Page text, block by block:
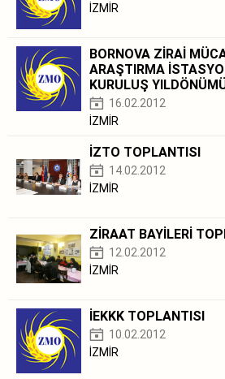
İZMİR
BORNOVA ZİRAİ
ARAŞTIRMA
KURULUŞ
16.02.2012
İZMİR
İZTO TOPLANTISI
14.02.2012
İZMİR
ZİRAAT BAYİLERİ
12.02.2012
İZMİR
İEKKK TOPLANTISI
10.02.2012
İZMİR